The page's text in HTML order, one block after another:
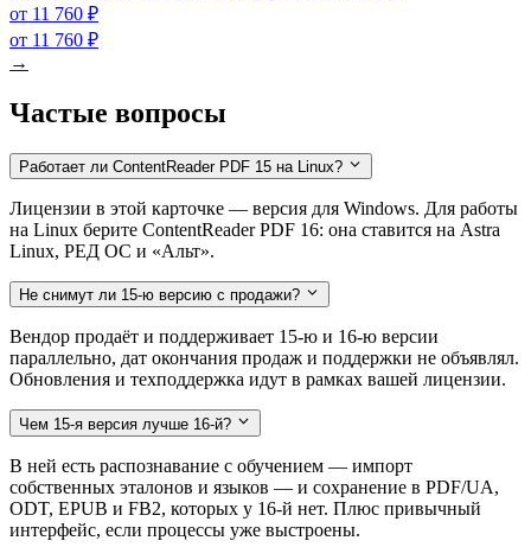
от 11 760 ₽
от 11 760 ₽
→
Частые вопросы
Работает ли ContentReader PDF 15 на Linux?
Лицензии в этой карточке — версия для Windows. Для работы
на Linux берите ContentReader PDF 16: она ставится на Astra
Linux, РЕД ОС и «Альт».
Не снимут ли 15-ю версию с продажи?
Вендор продаёт и поддерживает 15-ю и 16-ю версии
параллельно, дат окончания продаж и поддержки не объявлял.
Обновления и техподдержка идут в рамках вашей лицензии.
Чем 15-я версия лучше 16-й?
В ней есть распознавание с обучением — импорт
собственных эталонов и языков — и сохранение в PDF/UA,
ODT, EPUB и FB2, которых у 16-й нет. Плюс привычный
интерфейс, если процессы уже выстроены.